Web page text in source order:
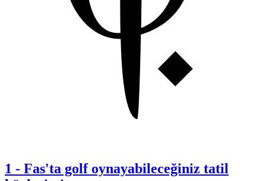
1 - Fas'ta golf oynayabileceğiniz tatil